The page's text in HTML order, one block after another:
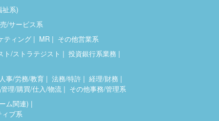
祉系)
/サービス系
ティング MR
その他営業系
ト/ストラテジスト
投資銀行系業務
事/労務/教育 法務/特許
経理/財務
理/購買/仕入/物流
その他事務/管理系
ム関連)
ィブ系